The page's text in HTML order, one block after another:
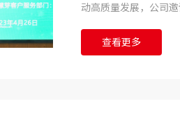
动高质量发展，公司
查看更多